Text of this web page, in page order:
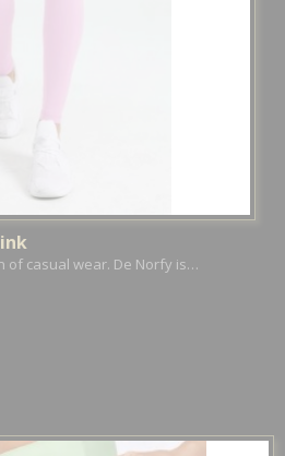
of casual wear. De Norfy is…